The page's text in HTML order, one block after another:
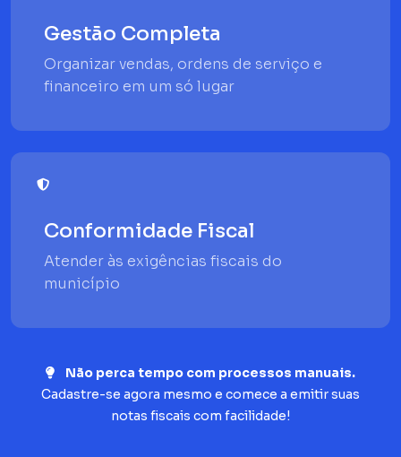
Gestão Completa
Organizar vendas, ordens de serviço e
financeiro em um só lugar
Conformidade Fiscal
Atender às exigências fiscais do
município
Não perca tempo com processos manuais.
Cadastre-se agora mesmo e comece a emitir suas
notas fiscais com facilidade!